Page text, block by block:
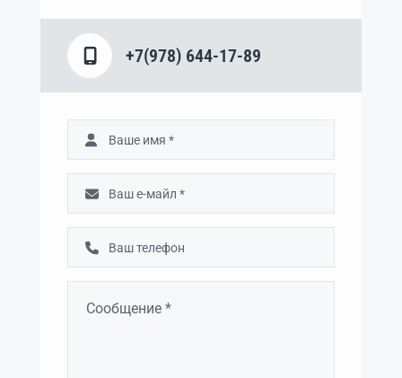
+7(978) 644-17-89